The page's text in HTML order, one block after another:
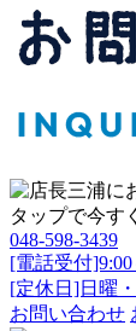
タップで今す
048-598-3439
[電話受付]9:00
[定休日]日曜
お問い合わせ